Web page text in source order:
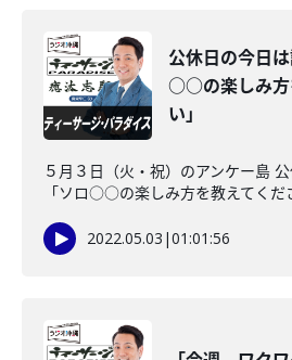
公休日の今日
○○の楽しみ方
い」
５月３日（火・祝）のアンケー島
「ソロ○○の楽しみ方を教えてくだ
2022.05.03 |01:01:56